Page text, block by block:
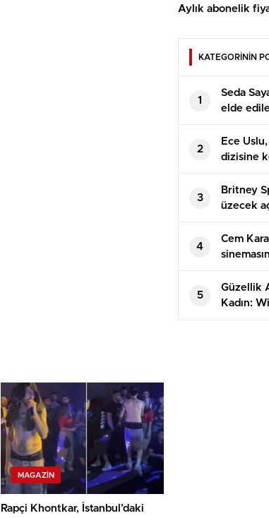
MAGAZIN
Rapçi Khontkar, İstanbul’daki
Aylık abonelik
KATEGORİNİN
1
Seda
elde
enjekte
2
Ece
dizisine
3
Britney
üzecek
geri
4
Cem
geldi!
5
Güzellik
Kadın: